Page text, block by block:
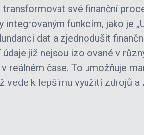
své finanční
funkcím, jako je
dat a zjednodušit
již nejsou izolované v
reálném čase. To umožňuje
vede k lepšímu využití zdrojů a